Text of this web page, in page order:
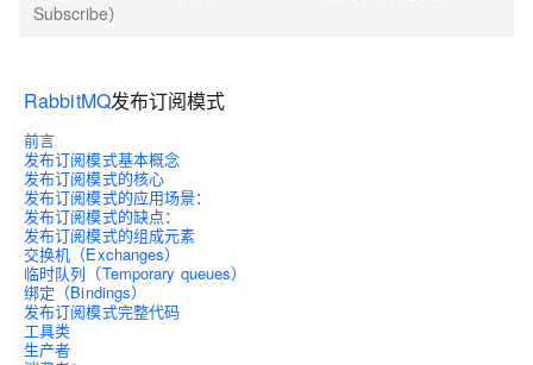
Subscribe）
RabbitMQ发布订阅模式
前言
发布订阅模式基本概念
发布订阅模式的核心
发布订阅模式的应用场景：
发布订阅模式的缺点：
发布订阅模式的组成元素
交换机（Exchanges）
临时队列（Temporary queues）
绑定（Bindings）
发布订阅模式完整代码
工具类
生产者